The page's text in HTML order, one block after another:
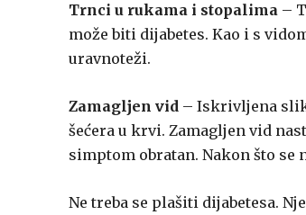
Trnci u rukama i stopalima –
može biti dijabetes. Kao i s
uravnoteži.
Zamagljen vid – Iskrivljena
šećera u krvi. Zamagljen vid
simptom obratan. Nakon što se
Ne treba se plašiti dijabetesa.